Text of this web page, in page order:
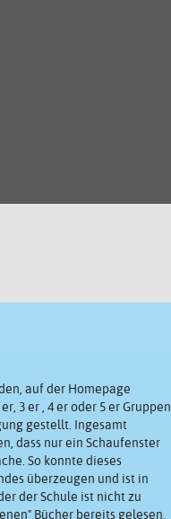
auf der Homepage
3 er , 4 er oder 5 er Gruppen
gestellt. Ingesamt
dass nur ein Schaufenster
So konnte dieses
überzeugen und ist in
der Schule ist nicht zu
Bücher bereits gelesen.